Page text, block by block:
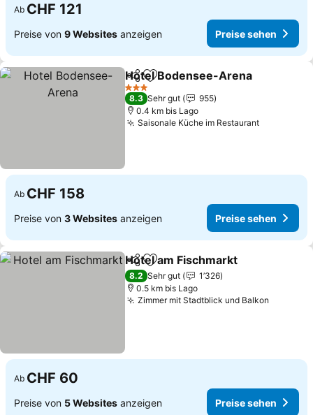
Ab CHF 121
Preise von 9 Websites anzeigen Preise sehen
TeilenZu Favoriten hinzufügen
Hotel Bodensee-Arena
3 Sterne
8.3 Sehr gut
955
0.4 km bis Lago
Saisonale Küche im Restaurant
Ab CHF 158
Preise von 3 Websites anzeigen Preise sehen
TeilenZu Favoriten hinzufügen
Hotel am Fischmarkt
8.2 Sehr gut
1’326
0.5 km bis Lago
Zimmer mit Stadtblick und Balkon
Ab CHF 60
Preise von 5 Websites anzeigen Preise sehen